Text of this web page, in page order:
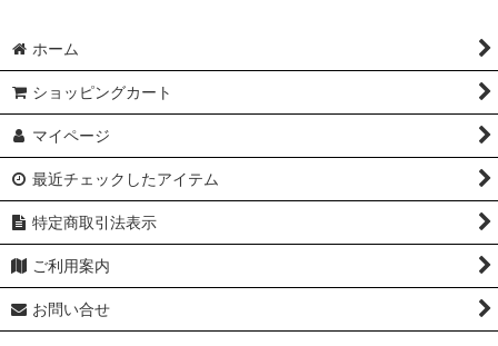
ホーム
ショッピングカート
マイページ
最近チェックしたアイテム
特定商取引法表示
ご利用案内
お問い合せ